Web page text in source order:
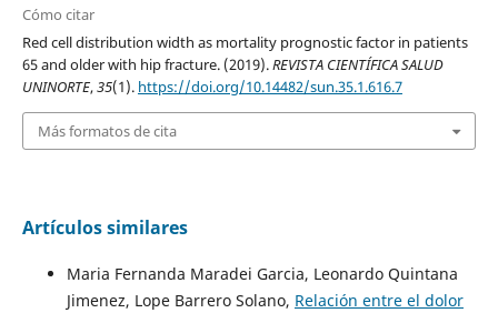
Cómo citar
Red cell distribution width as mortality prognostic factor in patients
65 and older with hip fracture. (2019).REVISTA CIENTÍFICA SALUD
UNINORTE,35(1). https://doi.org/10.14482/sun.35.1.616.7
Más formatos de cita
Artículos similares
Maria Fernanda Maradei Garcia, Leonardo Quintana
Jimenez, Lope Barrero Solano, Relación entre el dolor